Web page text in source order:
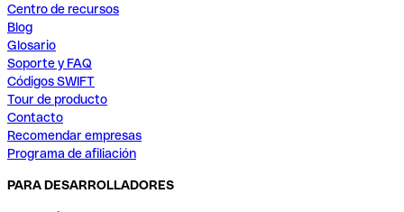
Centro de recursos
Blog
Glosario
Soporte y FAQ
Códigos SWIFT
Tour de producto
Contacto
Recomendar empresas
Programa de afiliación
PARA DESARROLLADORES